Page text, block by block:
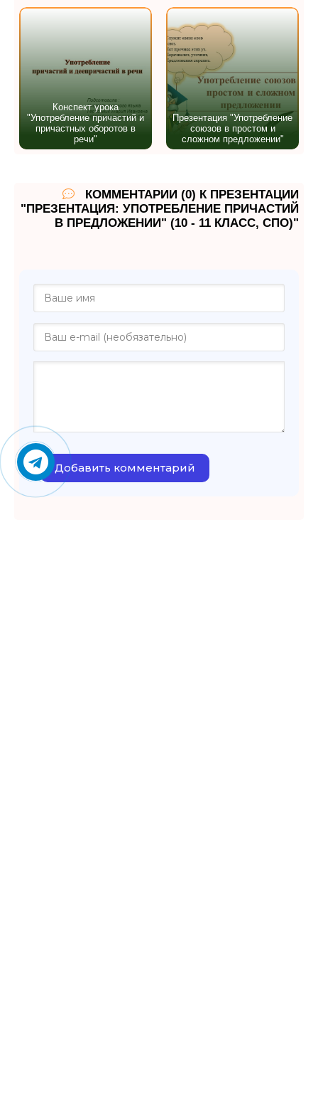
Конспект урока
"Употребление причастий и
причастных оборотов в
речи"
Презентация "Употребление
союзов в простом и
сложном предложении"
КОММЕНТАРИИ (0) К ПРЕЗЕНТАЦИИ
"ПРЕЗЕНТАЦИЯ: УПОТРЕБЛЕНИЕ ПРИЧАСТИЙ
В ПРЕДЛОЖЕНИИ" (10 - 11 КЛАСС, СПО)"
Добавить комментарий